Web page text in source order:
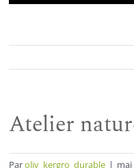
Atelier
Paroliv_kergro_durable | mai